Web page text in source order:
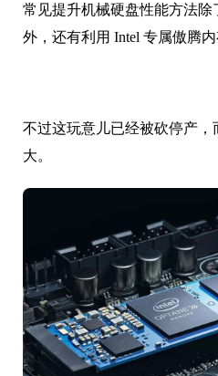
常见提升机械硬盘性能方法除
外，还有利用 Intel 专属傲腾内
不过这玩意儿已经被砍停产
大。